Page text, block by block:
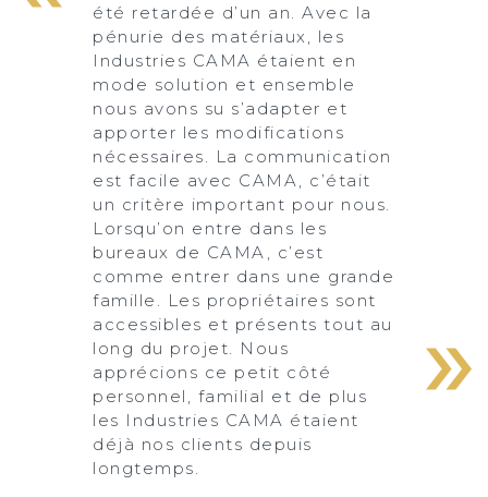
été retardée d’un an. Avec la
pénurie des matériaux, les
Industries CAMA étaient en
mode solution et ensemble
nous avons su s’adapter et
apporter les modifications
nécessaires. La communication
est facile avec CAMA, c’était
un critère important pour nous.
Lorsqu’on entre dans les
bureaux de CAMA, c’est
comme entrer dans une grande
famille. Les propriétaires sont
accessibles et présents tout au
long du projet. Nous
apprécions ce petit côté
personnel, familial et de plus
les Industries CAMA étaient
déjà nos clients depuis
longtemps.